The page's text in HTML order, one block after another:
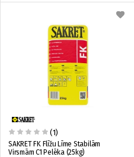
(1)
SAKRET FK Flīžu Līme Stabilām
Virsmām C1 Pelēka (25kg)